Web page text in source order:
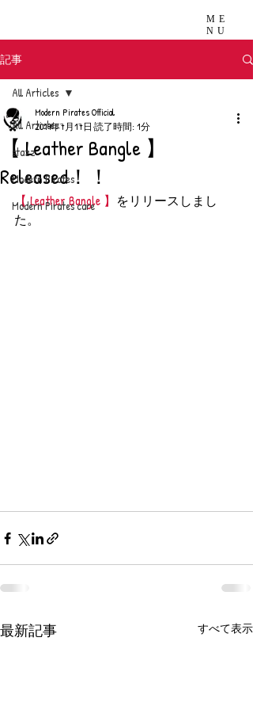
ME
NU
記事
All Articles
stazz
Modern Pirates
Modern Pirates care
All Articles
【 Leather Bangle 】
Released！！
Modern Pirates Official
2019年7月17日 読了時間: 1分
【 Leather Bangle 】 をリリースしまし
た。
最新記事 すべて表示